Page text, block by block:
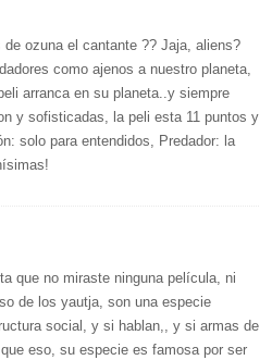
de ozuna el cantante ?? Jaja, aliens?
como ajenos a nuestro planeta,
arranca en su planeta..y siempre
y sofisticadas, la peli esta 11 puntos y
solo para entendidos, Predador: la
que no miraste ninguna película, ni
de los yautja, son una especie
social, y si hablan,, y si armas de
eso, su especie es famosa por ser